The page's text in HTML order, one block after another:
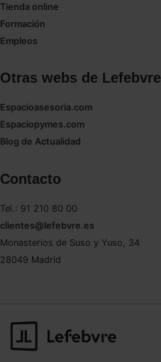
Tienda online
Formación
Empleos
Otras webs de Lefebvre
Espacioasesoria.com
Espaciopymes.com
Blog de Actualidad
Contacto
Tel.: 91 210 80 00
clientes@lefebvre.es
Monasterios de Suso y Yuso, 34
28049 Madrid